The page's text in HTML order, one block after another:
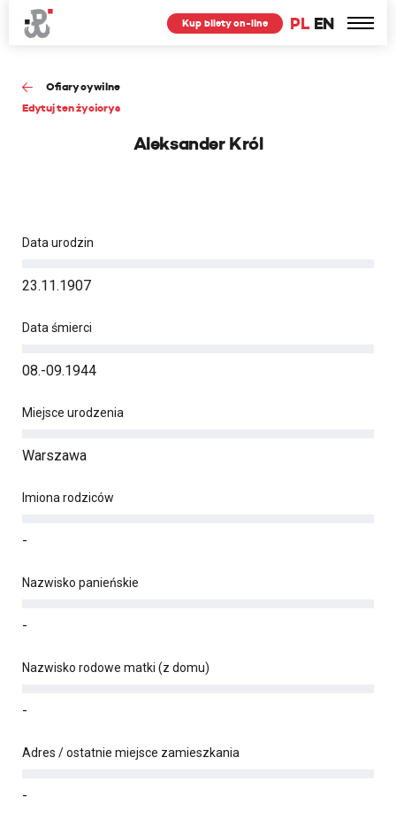
PL EN
Kup bilety on-line
Ofiary cywilne
Edytuj ten życiorys
Aleksander Król
Data urodzin
23.11.1907
Data śmierci
08.-09.1944
Miejsce urodzenia
Warszawa
Imiona rodziców
-
Nazwisko panieńskie
-
Nazwisko rodowe matki (z domu)
-
Adres / ostatnie miejsce zamieszkania
-